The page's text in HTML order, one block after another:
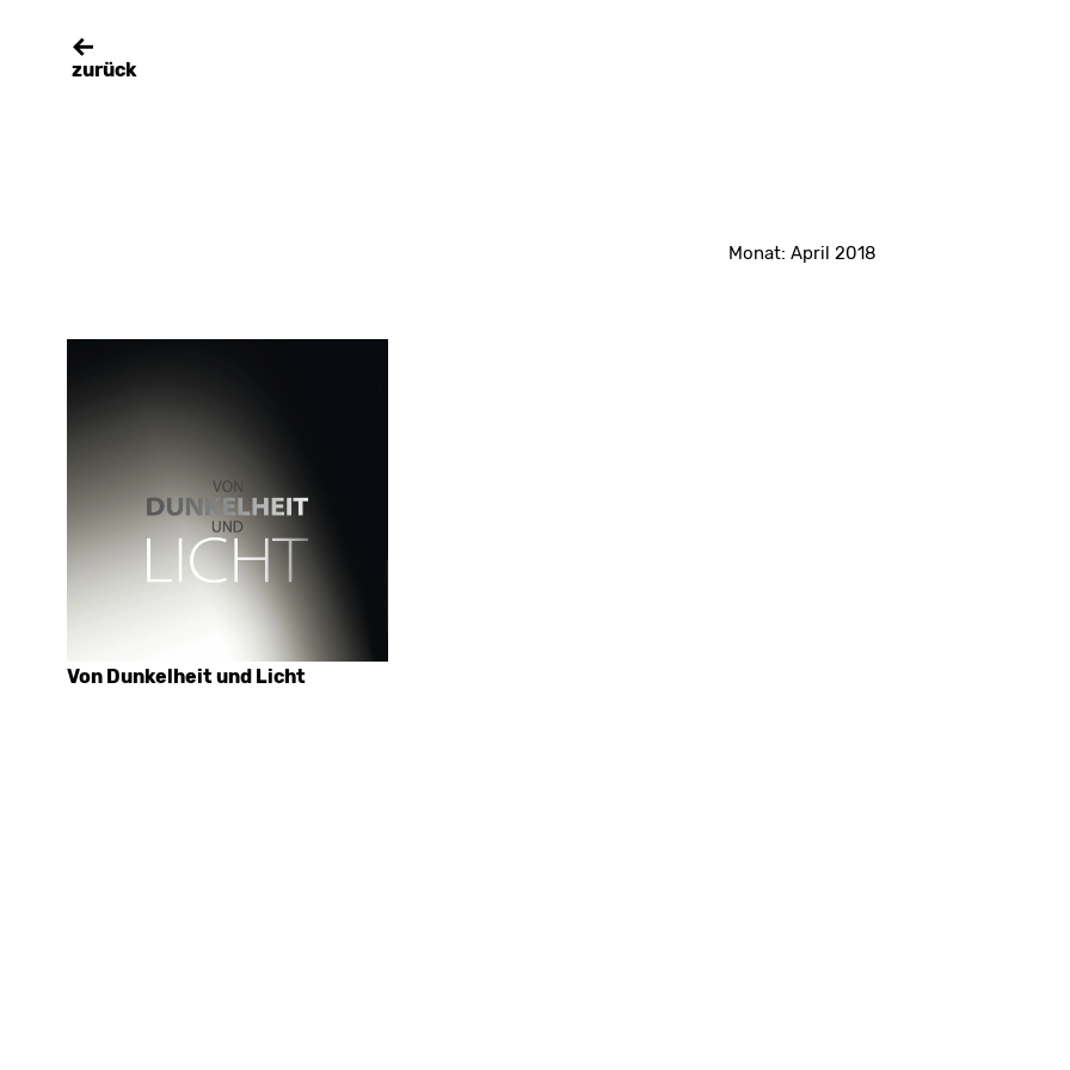
zurück
Monat: April 2018
Von Dunkelheit und Licht